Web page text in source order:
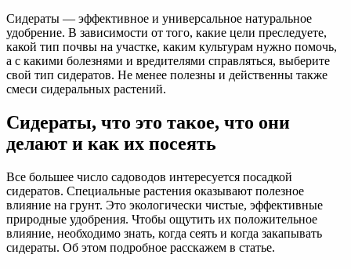
Сидераты — эффективное и универсальное натуральное
удобрение. В зависимости от того, какие цели преследуете,
какой тип почвы на участке, каким культурам нужно помочь,
а с какими болезнями и вредителями справляться, выберите
свой тип сидератов. Не менее полезны и действенны также
смеси сидеральных растений.
Сидераты, что это такое, что они
делают и как их посеять
Все большее число садоводов интересуется посадкой
сидератов. Специальные растения оказывают полезное
влияние на грунт. Это экологически чистые, эффективные
природные удобрения. Чтобы ощутить их положительное
влияние, необходимо знать, когда сеять и когда закапывать
сидераты. Об этом подробное расскажем в статье.